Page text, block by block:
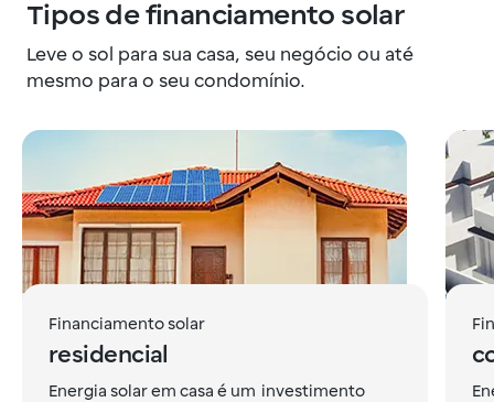
Tipos de financiamento solar
Leve o sol para sua casa, seu negócio ou até
mesmo para o seu condomínio.
Financiamento solar
residencial
Energia solar em casa é um investimento